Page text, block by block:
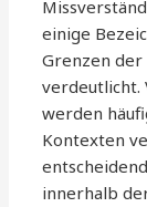
einige
Grenzen
verdeutlicht.
werden
Kontexten
innerhalb